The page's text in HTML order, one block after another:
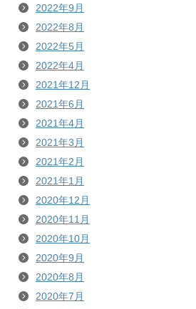
2022年9月
2022年8月
2022年5月
2022年4月
2021年12月
2021年6月
2021年4月
2021年3月
2021年2月
2021年1月
2020年12月
2020年11月
2020年10月
2020年9月
2020年8月
2020年7月